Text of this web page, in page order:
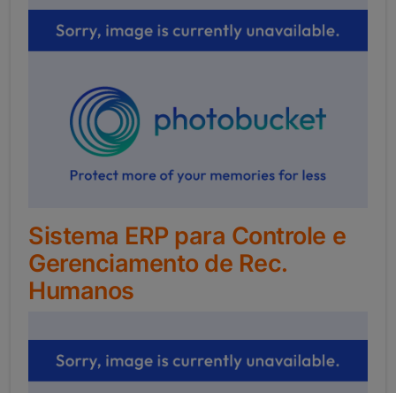
Sistema ERP para Controle e
Gerenciamento de Rec.
Humanos